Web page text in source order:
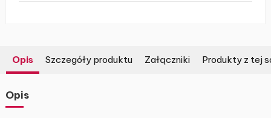
Opis Szczegóły produktu Załączniki Produkty z tej
Opis